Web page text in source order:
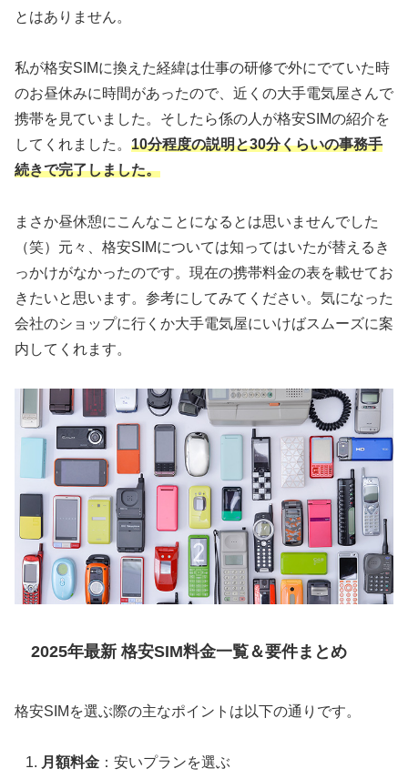
とはありません。
私が格安SIMに換えた経緯は仕事の研修で外にでていた時
のお昼休みに時間があったので、近くの大手電気屋さんで
携帯を見ていました。そしたら係の人が格安SIMの紹介を
してくれました。 10分程度の説明と30分くらいの事務手
続きで完了しました。
まさか昼休憩にこんなことになるとは思いませんでした
（笑）元々、格安SIMについては知ってはいたが替えるき
っかけがなかったのです。現在の携帯料金の表を載せてお
きたいと思います。参考にしてみてください。気になった
会社のショップに行くか大手電気屋にいけばスムーズに案
内してくれます。
2025年最新 格安SIM料金一覧＆要件まとめ
格安SIMを選ぶ際の主なポイントは以下の通りです。
月額料金 ：安いプランを選ぶ